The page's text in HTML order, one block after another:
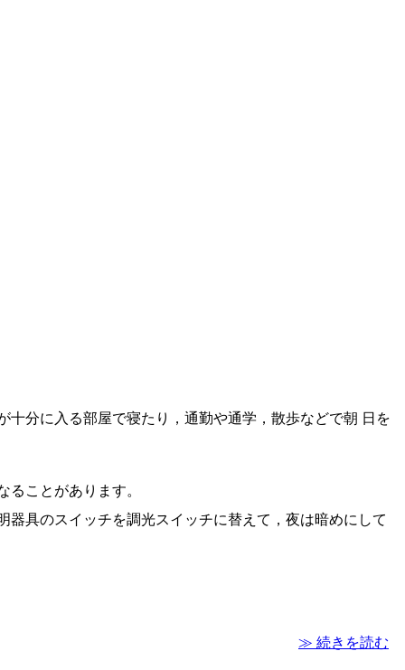
分に入る部屋で寝たり，通勤や通学，散歩などで朝 日を
ことがあります。
具のスイッチを調光スイッチに替えて，夜は暗めにして
≫ 続きを読む